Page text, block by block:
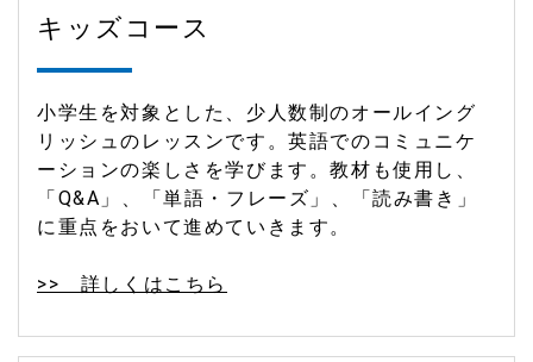
キッズコース
小学生を対象とした、少人数制のオールイング
リッシュのレッスンです。英語でのコミュニケ
ーションの楽しさを学びます。教材も使用し、
「Q&A」、「単語・フレーズ」、「読み書き」
に重点をおいて進めていきます。
>> 詳しくはこちら